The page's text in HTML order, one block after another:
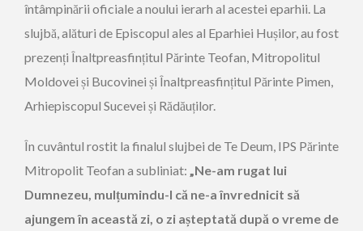
întâmpinării oficiale a noului ierarh al acestei eparhii. La
slujbă, alături de Episcopul ales al Eparhiei Hușilor, au fost
prezenți Înaltpreasfințitul Părinte Teofan, Mitropolitul
Moldovei și Bucovinei și Înaltpreasfințitul Părinte Pimen,
Arhiepiscopul Sucevei și Rădăuților.
În cuvântul rostit la finalul slujbei de Te Deum, IPS Părinte
Mitropolit Teofan a subliniat: „Ne-am rugat lui
Dumnezeu, mulțumindu-I că ne-a învrednicit să
ajungem în această zi, o zi așteptată după o vreme de